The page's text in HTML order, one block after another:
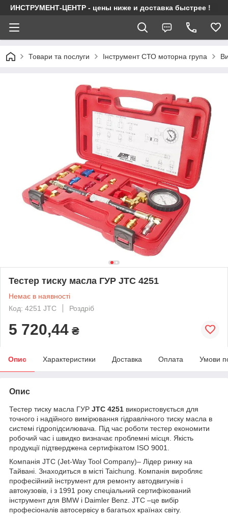
ИНСТРУМЕНТ-ЦЕНТР - цены ниже и доставка быстрее !
Товари та послуги Інструмент СТО моторна група
Тестер тиску масла ГУР JTC 4251
Немає в наявності
Код: 4251 JTC
Роздріб
5 720,44 ₴
Опис Характеристики Доставка Оплата Умови
Опис
Тестер тиску масла ГУР JTC 4251 використовується для
точного і надійного вимірювання гідравлічного тиску масла в
системі гідропідсилювача. Під час роботи тестер економити
робочий час і швидко визначає проблемні місця. Якість
продукції підтверджена сертифікатом ISO 9001.
Компанія JTC (Jet-Way Tool Company)– Лідер ринку на
Тайвані. Знаходиться в місті Taichung. Компанія виробляє
професійний інструмент для ремонту автодвигунів і
автокузовів, і з 1991 року спеціальний сертифікований
інструмент для BMW і Daimler Benz. JTC –це вибір
професіоналів автосервісу в багатьох країнах світу.